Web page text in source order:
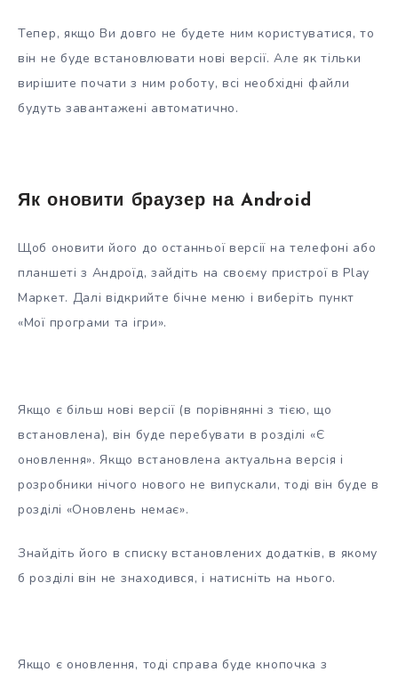
Тепер, якщо Ви довго не будете ним користуватися, то
він не буде встановлювати нові версії. Але як тільки
вирішите почати з ним роботу, всі необхідні файли
будуть завантажені автоматично.
Як оновити браузер на Android
Щоб оновити його до останньої версії на телефоні або
планшеті з Андроїд, зайдіть на своєму пристрої в Play
Маркет. Далі відкрийте бічне меню і виберіть пункт
«Мої програми та ігри».
Якщо є більш нові версії (в порівнянні з тією, що
встановлена), він буде перебувати в розділі «Є
оновлення». Якщо встановлена актуальна версія і
розробники нічого нового не випускали, тоді він буде в
розділі «Оновлень немає».
Знайдіть його в списку встановлених додатків, в якому
б розділі він не знаходився, і натисніть на нього.
Якщо є оновлення, тоді справа буде кнопочка з